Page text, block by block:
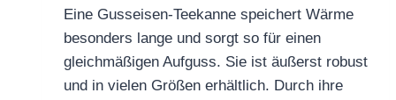
Eine Gusseisen-Teekanne speichert Wärme
besonders lange und sorgt so für einen
gleichmäßigen Aufguss. Sie ist äußerst robust
und in vielen Größen erhältlich. Durch ihre